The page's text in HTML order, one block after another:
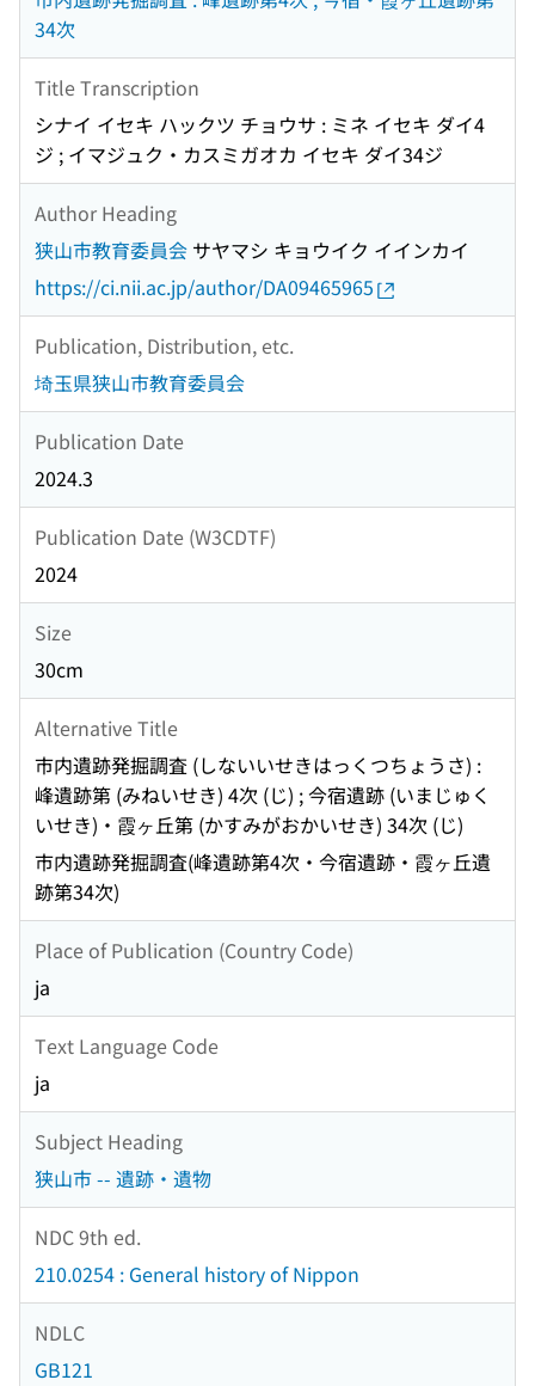
34次
Title Transcription
シナイ イセキ ハックツ チョウサ : ミネ イセキ ダイ4
ジ ; イマジュク・カスミガオカ イセキ ダイ34ジ
Author Heading
狭山市教育委員会 サヤマシ キョウイク イインカイ
https://ci.nii.ac.jp/author/DA09465965
Publication, Distribution, etc.
埼玉県狭山市教育委員会
Publication Date
2024.3
Publication Date (W3CDTF)
2024
Size
30cm
Alternative Title
市内遺跡発掘調査 (しないいせきはっくつちょうさ) :
峰遺跡第 (みねいせき) 4次 (じ) ; 今宿遺跡 (いまじゅく
いせき)・霞ヶ丘第 (かすみがおかいせき) 34次 (じ)
市内遺跡発掘調査(峰遺跡第4次・今宿遺跡・霞ヶ丘遺
跡第34次)
Place of Publication (Country Code)
ja
Text Language Code
ja
Subject Heading
狭山市 -- 遺跡・遺物
NDC 9th ed.
210.0254 : General history of Nippon
NDLC
GB121